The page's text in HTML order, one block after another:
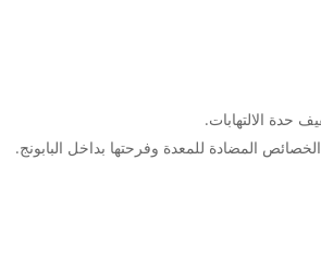
حدة الالتهابات.
المضادة للمعدة وفرحتها بداخل البابونج.